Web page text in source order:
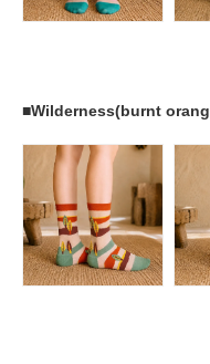
■Wilderness(burnt